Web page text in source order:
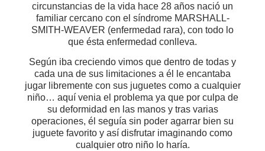
circunstancias de la vida hace 28 años nació un
familiar cercano con el síndrome MARSHALL-
SMITH-WEAVER (enfermedad rara), con todo lo
que ésta enfermedad conlleva.
Según iba creciendo vimos que dentro de todas y
cada una de sus limitaciones a él le encantaba
jugar libremente con sus juguetes como a cualquier
niño… aquí venia el problema ya que por culpa de
su deformidad en las manos y tras varias
operaciones, él seguía sin poder agarrar bien su
juguete favorito y así disfrutar imaginando como
cualquier otro niño lo haría.